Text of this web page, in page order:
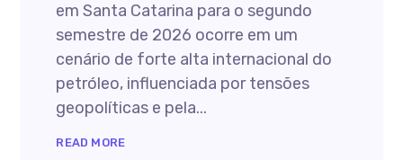
em Santa Catarina para o segundo
semestre de 2026 ocorre em um
cenário de forte alta internacional do
petróleo, influenciada por tensões
geopolíticas e pela...
READ MORE